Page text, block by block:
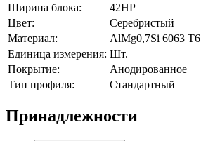
Ширина блока:
42HP
Цвет:
Серебристый
Материал:
AlMg0,7Si 6063 Т6
Единица измерения: Шт.
Покрытие:
Анодированное
Тип профиля:
Стандартный
Принадлежности